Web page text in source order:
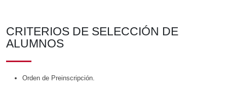
CRITERIOS DE SELECCIÓN DE
ALUMNOS
Orden de Preinscripción.